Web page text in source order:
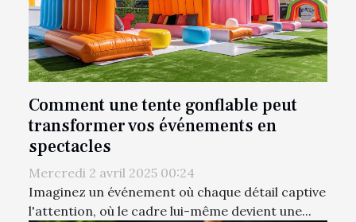
Comment une tente gonflable peut
transformer vos événements en
spectacles
Mercredi 2 avril 2025 00:24
Imaginez un événement où chaque détail captive
l'attention, où le cadre lui-même devient une...